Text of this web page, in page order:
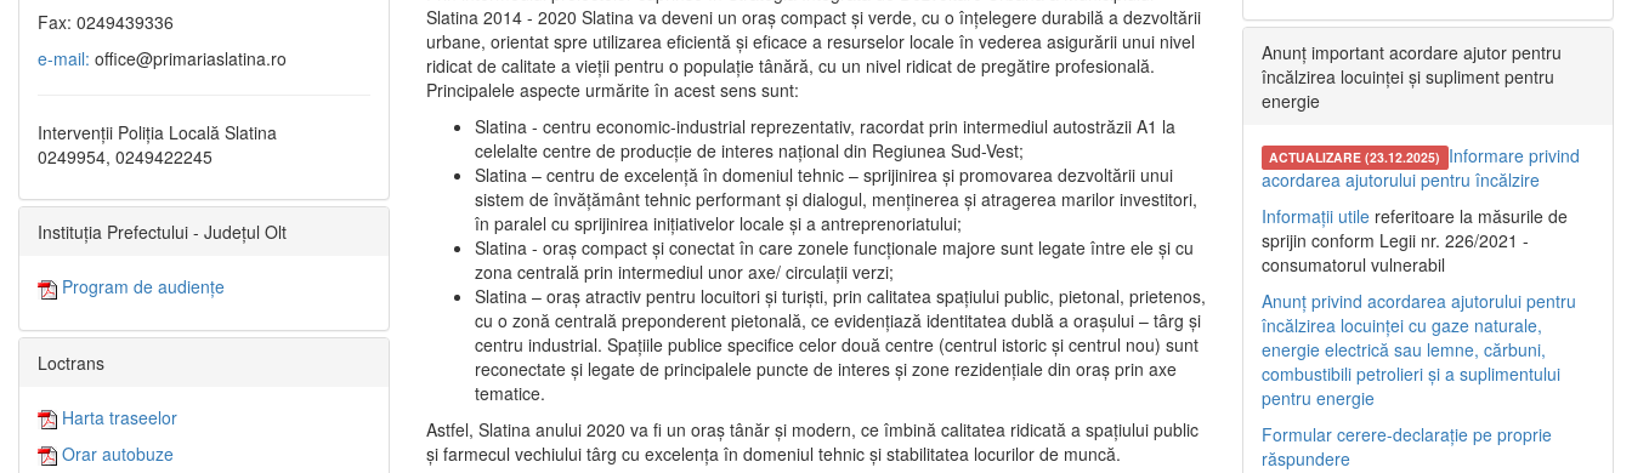
Slatina 2014 - 2020 Slatina va deveni un oraş compact şi verde, cu o înţelegere durabilă a dezvoltării
urbane, orientat spre utilizarea eficientă şi eficace a resurselor locale în vederea asigurării unui nivel
ridicat de calitate a vieţii pentru o populaţie tânără, cu un nivel ridicat de pregătire profesională.
Principalele aspecte urmărite în acest sens sunt:
Slatina - centru economic-industrial reprezentativ, racordat prin intermediul autostrăzii A1 la
celelalte centre de producţie de interes naţional din Regiunea Sud-Vest;
Slatina – centru de excelenţă în domeniul tehnic – sprijinirea şi promovarea dezvoltării unui
sistem de învăţământ tehnic performant şi dialogul, menţinerea şi atragerea marilor investitori,
în paralel cu sprijinirea iniţiativelor locale şi a antreprenoriatului;
Slatina - oraş compact şi conectat în care zonele funcţionale majore sunt legate între ele şi cu
zona centrală prin intermediul unor axe/ circulații verzi;
Slatina – oraş atractiv pentru locuitori şi turişti, prin calitatea spaţiului public, pietonal, prietenos,
cu o zonă centrală preponderent pietonală, ce evidenţiază identitatea dublă a oraşului – târg şi
centru industrial. Spaţiile publice specifice celor două centre (centrul istoric şi centrul nou) sunt
reconectate şi legate de principalele puncte de interes şi zone rezidenţiale din oraş prin axe
tematice.
Astfel, Slatina anului 2020 va fi un oraş tânăr şi modern, ce îmbină calitatea ridicată a spaţiului public
şi farmecul vechiului târg cu excelenţa în domeniul tehnic şi stabilitatea locurilor de muncă.
Fax: 0249439336
e-mail: office@primariaslatina.ro
Intervenții Poliția Locală Slatina
0249954, 0249422245
Instituția Prefectului - Județul Olt
Program de audiențe
Loctrans
Harta traseelor
Orar autobuze
Anunț important acordare ajutor pentru
încălzirea locuinței și supliment pentru
energie
ACTUALIZARE (23.12.2025) Informare privind
acordarea ajutorului pentru încălzire
Informații utile referitoare la măsurile de
sprijin conform Legii nr. 226/2021 -
consumatorul vulnerabil
Anunț privind acordarea ajutorului pentru
încălzirea locuinței cu gaze naturale,
energie electrică sau lemne, cărbuni,
combustibili petrolieri și a suplimentului
pentru energie
Formular cerere-declarație pe proprie
răspundere